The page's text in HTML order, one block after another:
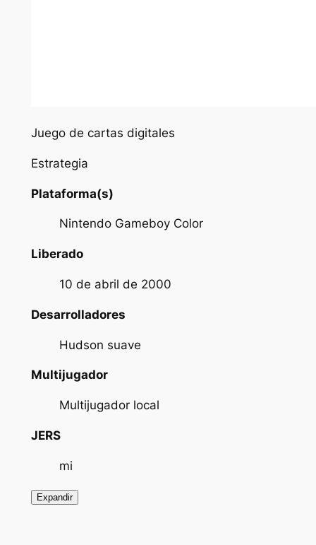
Juego de cartas digitales
Estrategia
Plataforma(s)
Nintendo Gameboy Color
Liberado
10 de abril de 2000
Desarrolladores
Hudson suave
Multijugador
Multijugador local
JERS
mi
Expandir